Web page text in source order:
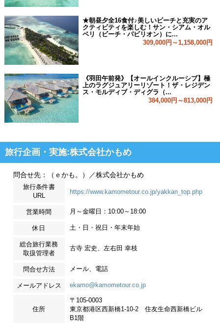
★朝昼夕全16食付♪美しいビーチと充実のア
クティビティを楽しむ！サン・シアム・オル
ベリ（ビーチ・パビリオン）に...
309,000円～1,158,000円
《羽田午前発》【オールインクルーシブ】極
上のラグジュアリーリゾート！ザ・レジデン
ス・モルディブ・ディグラ（...
384,000円～813,000円
旅行企画・実施:株式会社かもめ
問合せ先：（ｅかも。）／株式会社かもめ
旅行条件書
URL
https://www.kamometour.co.jp/yakkan_top.php
営業時間 月～金曜日：10:00～18:00
休日 土・日・祝日・年末年始
総合旅行業務
取扱管理者
古寺 宏史、左右田 幸枝
問合せ方法 メール、電話
メールアドレス ekamo@kamometour.co.jp
住所
〒105-0003
東京都港区西新橋1-10-2 住友生命西新橋ビル
B1階